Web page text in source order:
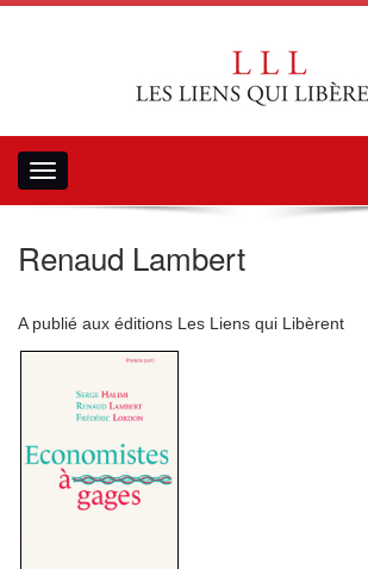
Toggle
navigation
Renaud Lambert
A publié aux éditions Les Liens qui Libèrent